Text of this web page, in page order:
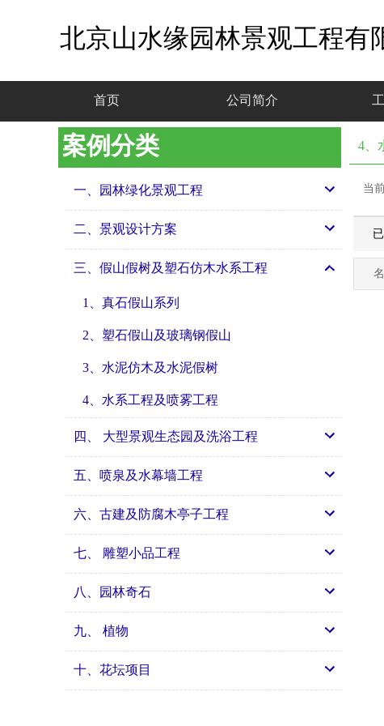
北京山水缘园林景观工程有
首页 公司简介
案例分类
一、园林绿化景观工程
二、景观设计方案
三、假山假树及塑石仿木水系工程
1、真石假山系列
2、塑石假山及玻璃钢假山
3、水泥仿木及水泥假树
4、水系工程及喷雾工程
四、 大型景观生态园及洗浴工程
五、喷泉及水幕墙工程
六、古建及防腐木亭子工程
七、 雕塑小品工程
八、园林奇石
九、 植物
十、花坛项目
4、
当